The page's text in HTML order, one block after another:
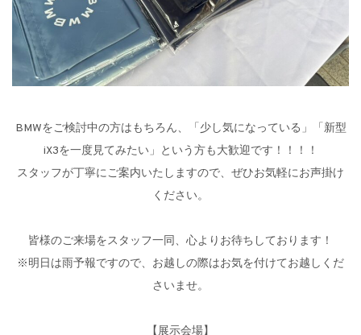
BMWをご検討中の方はもちろん、「少し気になっている」「新型
iX3を一度見てみたい」という方も大歓迎です！！！！
スタッフが丁寧にご案内いたしますので、ぜひお気軽にお声掛け
ください。
皆様のご来場をスタッフ一同、心よりお待ちしております！
※明日は雨予報ですので、お越しの際はお気を付けてお越しくだ
さいませ。
【展示会場】